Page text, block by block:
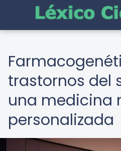
trastornos del
una medicina
personalizada